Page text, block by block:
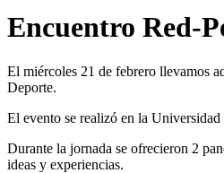
Encuentro Red-
El miércoles 21 de febrero llevamos
Deporte.
El evento se realizó en la
Durante la jornada se ofrecieron 2
ideas y experiencias.